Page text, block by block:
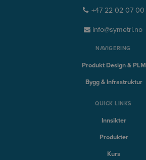
+47 22 02 07 00
info@symetri.no
NAVIGERING
Produkt Design & PLM
Bygg & Infrastruktur
QUICK LINKS
Innsikter
Produkter
Kurs